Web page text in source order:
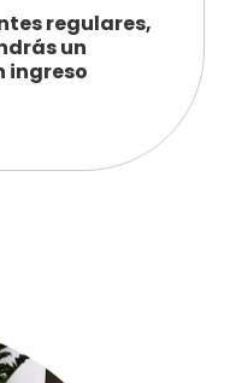
regulares,
un
ingreso